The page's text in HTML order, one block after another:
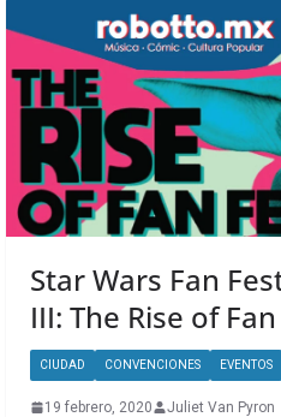
Star Wars Fan
III: The Rise of
CIUDAD CONVENCIONES EVENTOS
19 febrero, 2020 Juliet Van Pyron